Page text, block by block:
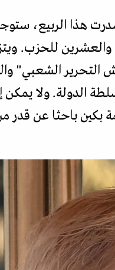
هذا الربيع، ستوجه
والعشرين للحزب.
"جيش التحرير
الدولة. ولا يمكن
باحثا عن قدر من